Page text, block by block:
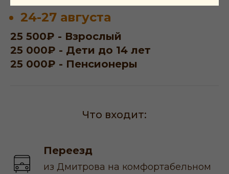
24-27 августа
25 500₽ - Взрослый
25 000₽ - Дети до 14 лет
25 000₽ - Пенсионеры
Что входит:
Переезд
из Дмитрова на комфортабельном